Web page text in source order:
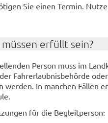
Sie einen Ter­min.
er­füllt sein?
Per­son muss im
Fahr­erlaub­nis­be­hör­de
In man­chen Fäl­len
für die Be­gleit­per­son: